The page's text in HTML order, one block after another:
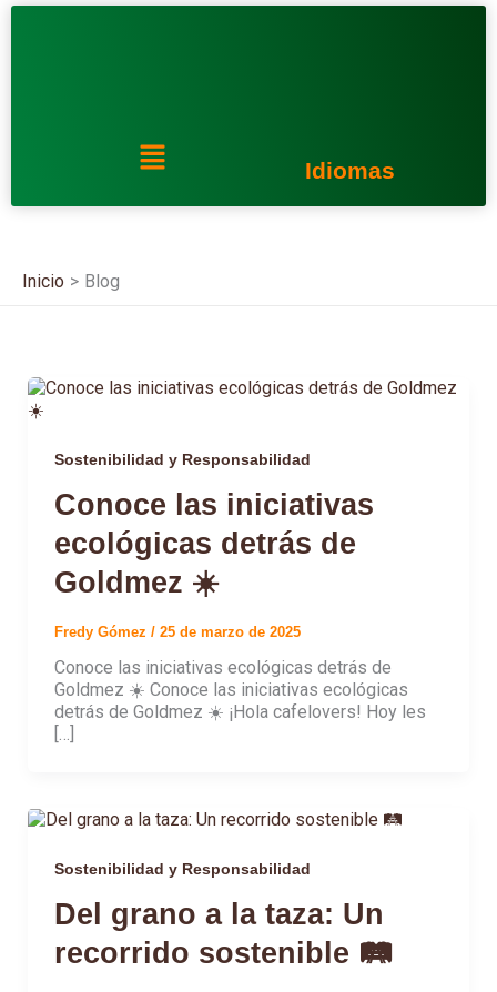
Menú
Idiomas
Inicio Blog
Sostenibilidad y Responsabilidad
Conoce las iniciativas
ecológicas detrás de
Goldmez ☀️
Fredy Gómez / 25 de marzo de 2025
Conoce las iniciativas ecológicas detrás de
Goldmez ☀️ Conoce las iniciativas ecológicas
detrás de Goldmez ☀️ ¡Hola cafelovers! Hoy les
[…]
Sostenibilidad y Responsabilidad
Del grano a la taza: Un
recorrido sostenible 🛤️